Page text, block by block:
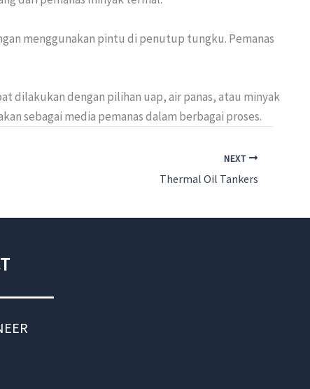
menggunakan pintu di penutup tungku. Pemanas
dilakukan dengan pilihan uap, air panas, atau minyak
sebagai media pemanas dalam berbagai proses.
NEXT
Thermal Oil Tankers